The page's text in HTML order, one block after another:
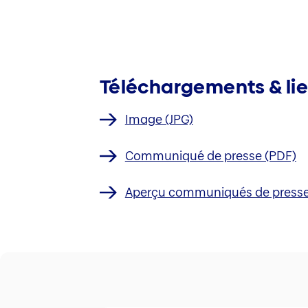
Téléchargements &
Image (JPG)
Communiqué de presse (PDF)
Aperçu communiqués de